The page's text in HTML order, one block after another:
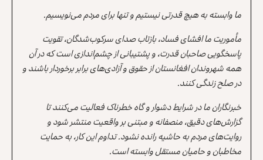
ما وابسته به هیچ قدرتی نیستیم و تنها برای مردم می‌نویسیم.
مأموریت ما افشای فساد، بازتاب صدای سرکوب‌شدگان، تقویت
پاسخگویی صاحبان قدرت، و پشتیبانی از چشم‌اندازی است که در آن
همه شهروندان افغانستان از حقوق و آزادی‌های برابر برخوردار باشند و
در صلح زندگی کنند.
خبرنگاران ما در شرایط دشوار و گاه خطرناک فعالیت می‌کنند تا
گزارش‌های دقیق، منصفانه و مبتنی بر واقعیت منتشر شود و
روایت‌های مردم به حاشیه رانده نشود. تداوم این کار، به حمایت
مخاطبان و حامیان مستقل وابسته است.